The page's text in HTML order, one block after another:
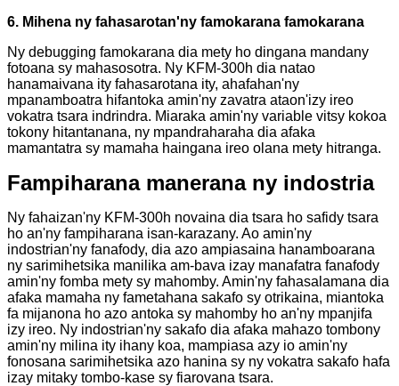
6. Mihena ny fahasarotan'ny famokarana famokarana
Ny debugging famokarana dia mety ho dingana mandany
fotoana sy mahasosotra. Ny KFM-300h dia natao
hanamaivana ity fahasarotana ity, ahafahan'ny
mpanamboatra hifantoka amin'ny zavatra ataon'izy ireo
vokatra tsara indrindra. Miaraka amin'ny variable vitsy kokoa
tokony hitantanana, ny mpandraharaha dia afaka
mamantatra sy mamaha haingana ireo olana mety hitranga.
Fampiharana manerana ny indostria
Ny fahaizan'ny KFM-300h novaina dia tsara ho safidy tsara
ho an'ny fampiharana isan-karazany. Ao amin'ny
indostrian'ny fanafody, dia azo ampiasaina hanamboarana
ny sarimihetsika manilika am-bava izay manafatra fanafody
amin'ny fomba mety sy mahomby. Amin'ny fahasalamana dia
afaka mamaha ny fametahana sakafo sy otrikaina, miantoka
fa mijanona ho azo antoka sy mahomby ho an'ny mpanjifa
izy ireo. Ny indostrian'ny sakafo dia afaka mahazo tombony
amin'ny milina ity ihany koa, mampiasa azy io amin'ny
fonosana sarimihetsika azo hanina sy ny vokatra sakafo hafa
izay mitaky tombo-kase sy fiarovana tsara.